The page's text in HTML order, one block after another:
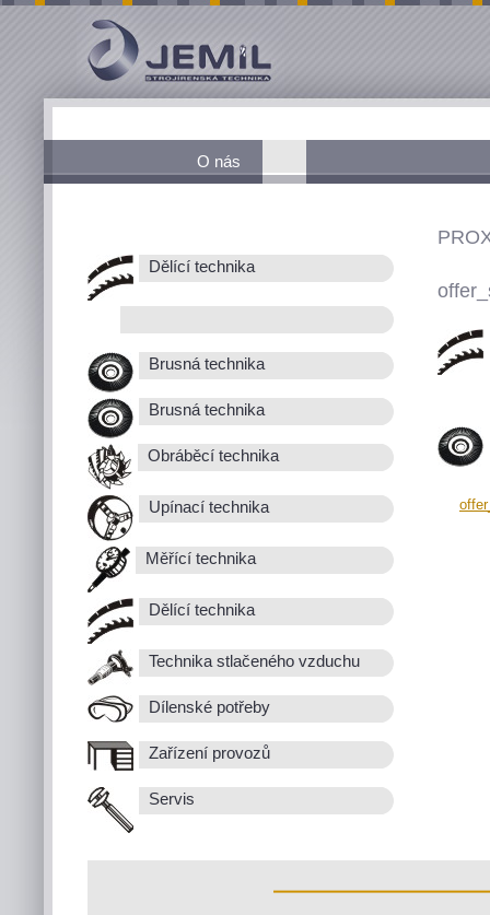
O nás
Dělící technika
Brusná technika
Brusná technika
Obráběcí technika
Upínací technika
Měřící technika
Dělící technika
Technika stlačeného vzduchu
Dílenské potřeby
Zařízení provozů
Servis